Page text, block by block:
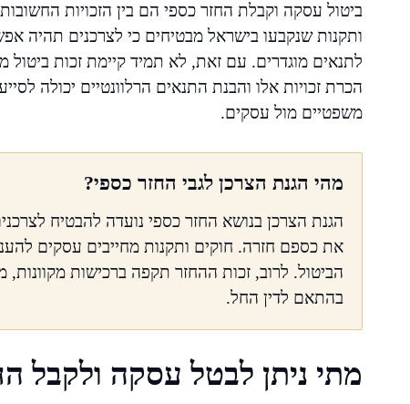
ביטול עסקה וקבלת החזר כספי הם בין הזכויות
ותקנות שנקבעו בישראל מבטיחים כי לצרכנים תהיה
לתנאים מוגדרים. עם זאת, לא תמיד קיימת זכות
הכרת זכויות אלו והבנת התנאים הרלוונטיים יכולה
משפטיים מול עסקים.
מהי הגנת הצרכן לגבי החזר כספי?
הגנת הצרכן בנושא החזר כספי נועדה להבטיח
את כספם חזרה. חוקים ותקנות מחייבים עסקים
הביטול. לרוב, זכות ההחזר תקפה ברכישות מקוונות,
בהתאם לדין החל.
מתי ניתן לבטל עסקה ולקבל